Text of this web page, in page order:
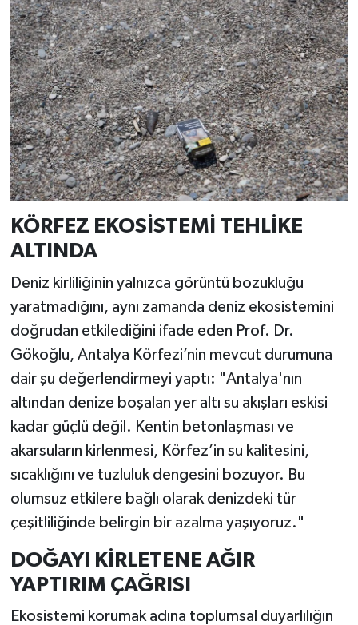
KÖRFEZ EKOSİSTEMİ TEHLİKE
ALTINDA
Deniz kirliliğinin yalnızca görüntü bozukluğu
yaratmadığını, aynı zamanda deniz ekosistemini
doğrudan etkilediğini ifade eden Prof. Dr.
Gökoğlu, Antalya Körfezi’nin mevcut durumuna
dair şu değerlendirmeyi yaptı: "Antalya'nın
altından denize boşalan yer altı su akışları eskisi
kadar güçlü değil. Kentin betonlaşması ve
akarsuların kirlenmesi, Körfez’in su kalitesini,
sıcaklığını ve tuzluluk dengesini bozuyor. Bu
olumsuz etkilere bağlı olarak denizdeki tür
çeşitliliğinde belirgin bir azalma yaşıyoruz."
DOĞAYI KİRLETENE AĞIR
YAPTIRIM ÇAĞRISI
Ekosistemi korumak adına toplumsal duyarlılığın